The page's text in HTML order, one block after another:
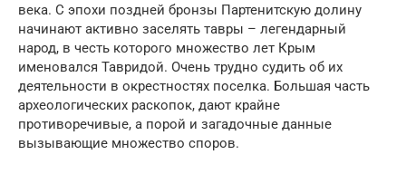
века. С эпохи поздней бронзы Партенитскую долину
начинают активно заселять тавры – легендарный
народ, в честь которого множество лет Крым
именовался Тавридой. Очень трудно судить об их
деятельности в окрестностях поселка. Большая часть
археологических раскопок, дают крайне
противоречивые, а порой и загадочные данные
вызывающие множество споров.